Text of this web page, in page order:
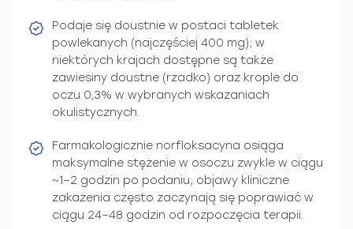
Podaje się doustnie w postaci tabletek
powlekanych (najczęściej 400 mg); w
niektórych krajach dostępne są także
zawiesiny doustne (rzadko) oraz krople do
oczu 0,3% w wybranych wskazaniach
okulistycznych.
Farmakologicznie norfloksacyna osiąga
maksymalne stężenie w osoczu zwykle w ciągu
~1–2 godzin po podaniu; objawy kliniczne
zakażenia często zaczynają się poprawiać w
ciągu 24–48 godzin od rozpoczęcia terapii.